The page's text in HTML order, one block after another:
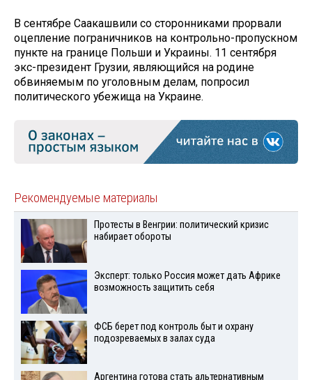
В сентябре Саакашвили со сторонниками прорвали
оцепление пограничников на контрольно-пропускном
пункте на границе Польши и Украины. 11 сентября
экс-президент Грузии, являющийся на родине
обвиняемым по уголовным делам, попросил
политического убежища на Украине.
Рекомендуемые материалы
Протесты в Венгрии: политический кризис
набирает обороты
Эксперт: только Россия может дать Африке
возможность защитить себя
ФСБ берет под контроль быт и охрану
подозреваемых в залах суда
Аргентина готова стать альтернативным